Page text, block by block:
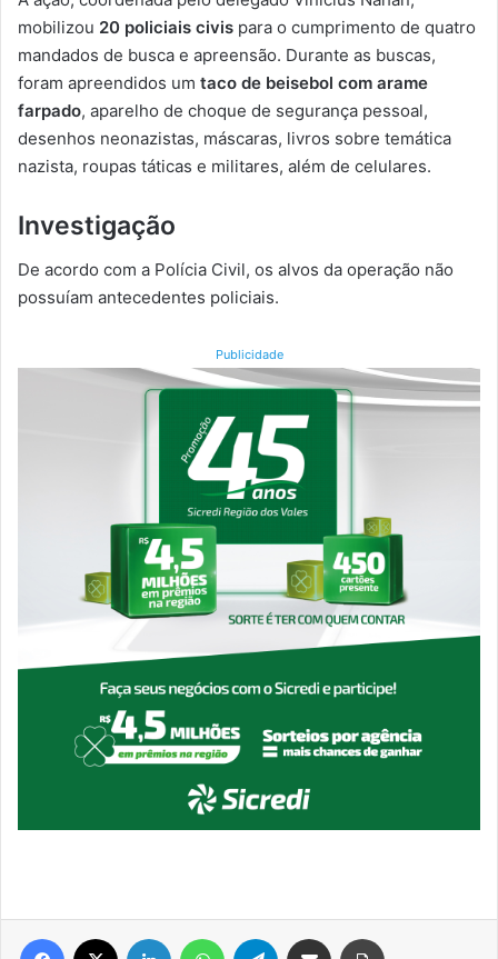
mobilizou 20 policiais civis para o cumprimento de quatro
mandados de busca e apreensão. Durante as buscas,
foram apreendidos um taco de beisebol com arame
farpado, aparelho de choque de segurança pessoal,
desenhos neonazistas, máscaras, livros sobre temática
nazista, roupas táticas e militares, além de celulares.
Investigação
De acordo com a Polícia Civil, os alvos da operação não
possuíam antecedentes policiais.
Publicidade
Facebook Linkedin WhatsAppTelegram Compartilhar via e-mail